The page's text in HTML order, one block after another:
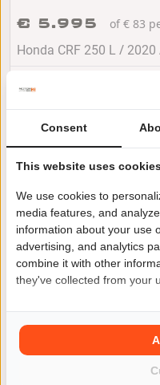
€ 5.995
of € 83
Honda CRF 250 L / 2020
Hier bij Motor2Go vind
tweedehands Honda
een tweedehands
vanaf een bepaald
zoekfilter, selecteer de
dromen en neem
verkoper.
Consent
This website uses
We use cookies to
media features, and
information about your use
advertising, and analytics
combine it with other
they've collected from your